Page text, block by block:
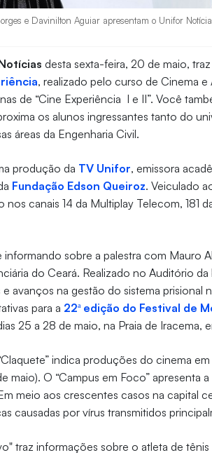
e Davinilton Aguiar apresentam o Unifor
desta sexta-feira, 20 de maio,
, realizado pelo curso de Cinema
de “Cine Experiência I e II”. Você
os alunos ingressantes tanto do
áreas da Engenharia Civil.
produção da TV Unifor, emissora
Fundação Edson Queiroz. Veiculado
canais 14 da Multiplay Telecom, 181
informando sobre a palestra com Mauro
do Ceará. Realizado no Auditório
avanços na gestão do sistema prisional
para a 22ª edição do Festival de
25 a 28 de maio, na Praia de Iracema,
indica produções do cinema
maio). O “Campus em Foco” apresenta
meio aos crescentes casos na capital
causadas por vírus transmitidos
traz informações sobre o atleta de tênis